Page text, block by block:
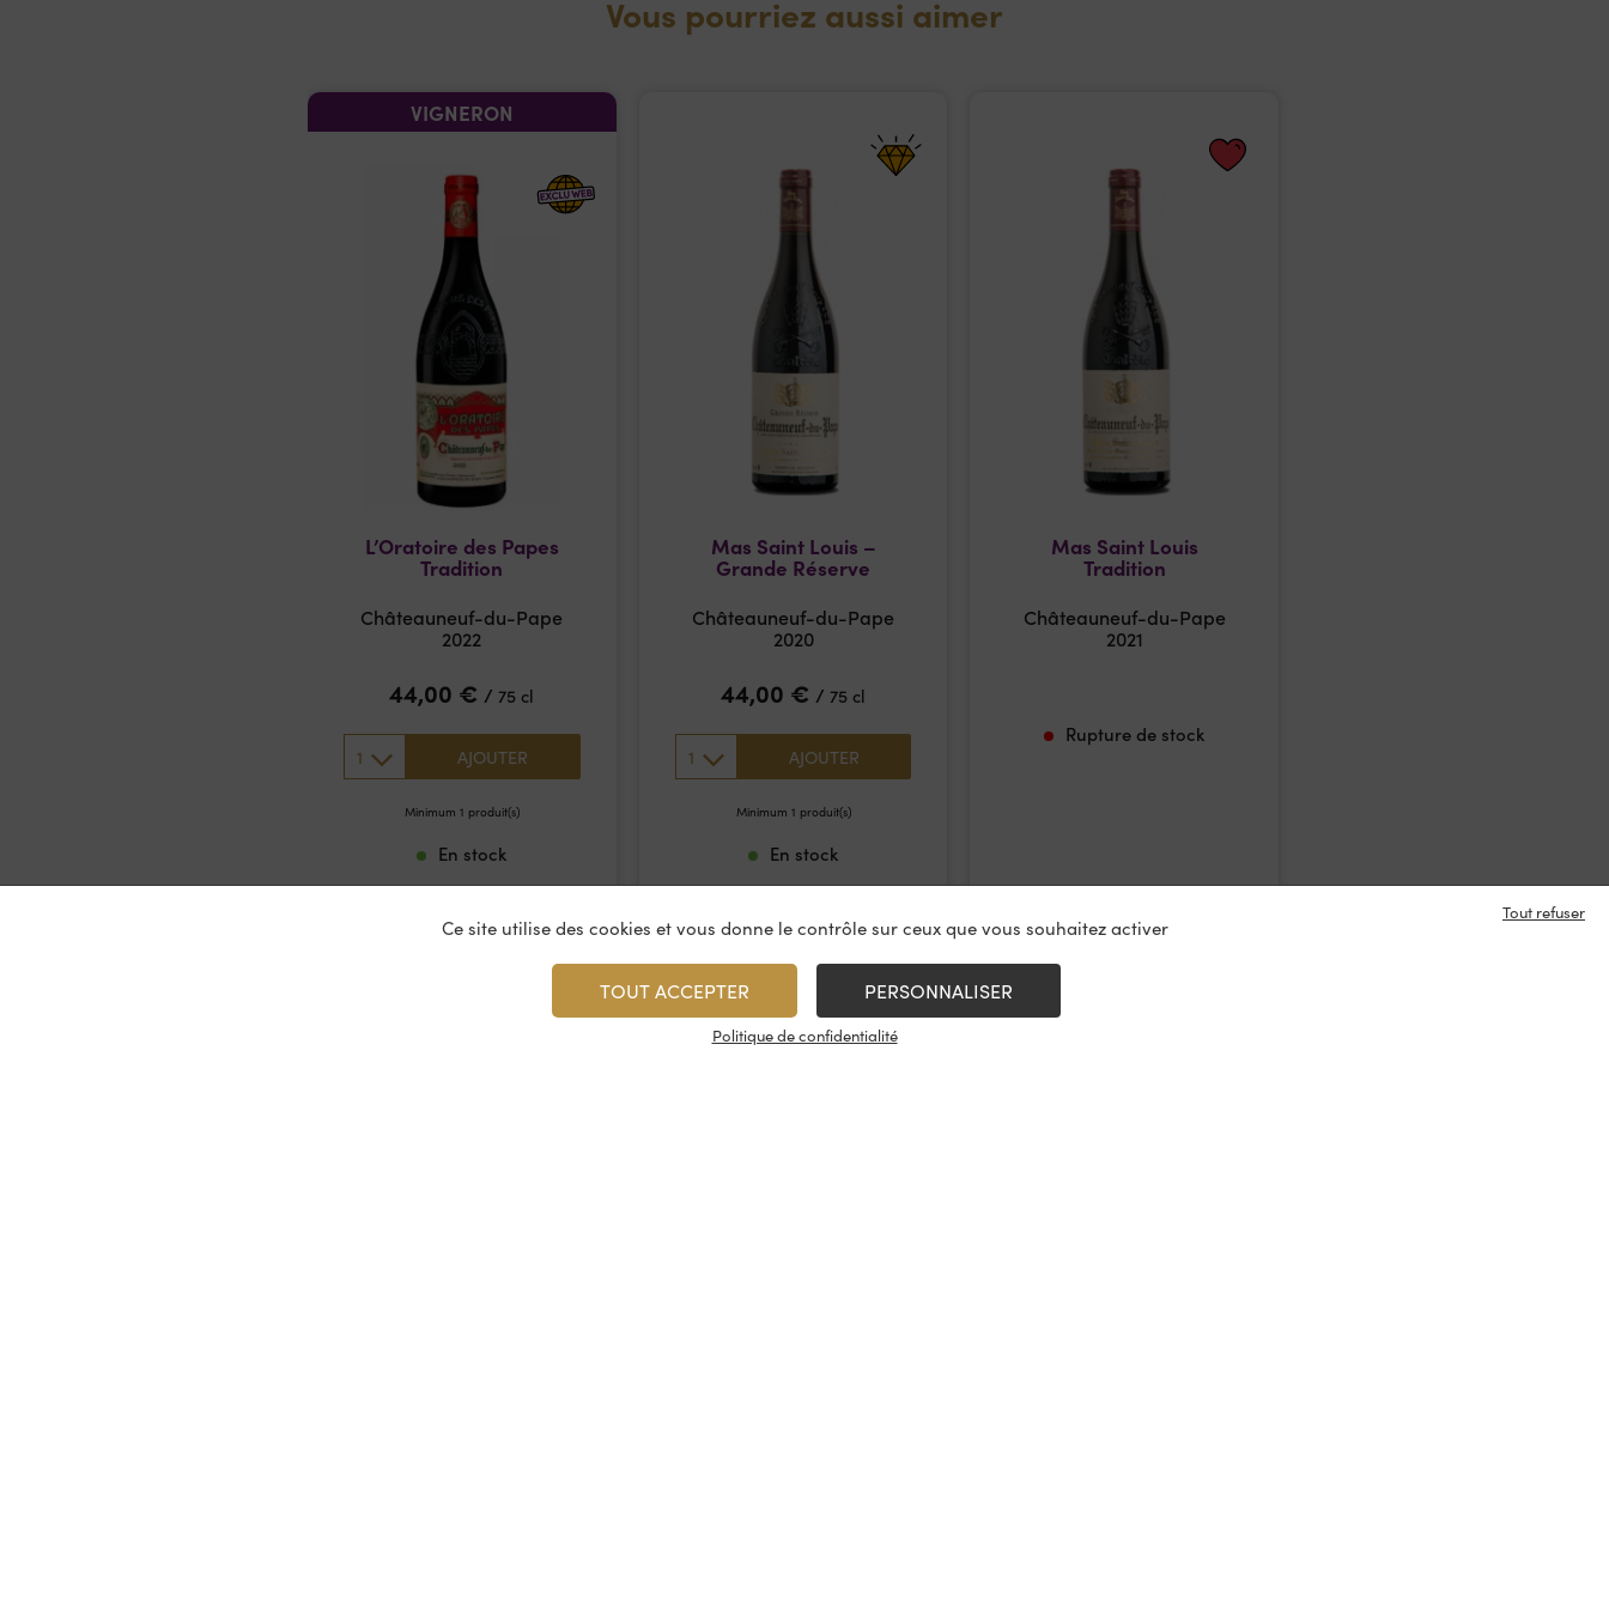
Vous pourriez aussi aimer
VIGNERON
L’Oratoire des Papes
Tradition
Châteauneuf-du-Pape
2022
44,00 € / 75 cl
1 AJOUTER
Minimum 1 produit(s)
En stock
Mas Saint Louis –
Grande Réserve
Châteauneuf-du-Pape
2020
44,00 € / 75 cl
1 AJOUTER
Minimum 1 produit(s)
En stock
Mas Saint Louis
Tradition
Châteauneuf-du-Pape
2021
Rupture de stock
Ce site utilise des cookies et vous donne le contrôle sur ceux que vous souhaitez activer
TOUT ACCEPTER
Tout refuser
PERSONNALISER
Politique de confidentialité